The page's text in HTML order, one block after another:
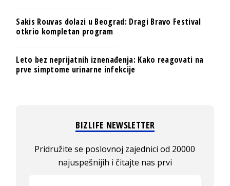
Sakis Rouvas dolazi u Beograd: Dragi Bravo Festival
otkrio kompletan program
Leto bez neprijatnih iznenađenja: Kako reagovati na
prve simptome urinarne infekcije
BIZLIFE NEWSLETTER
Pridružite se poslovnoj zajednici od 20000
najuspešnijih i čitajte nas prvi